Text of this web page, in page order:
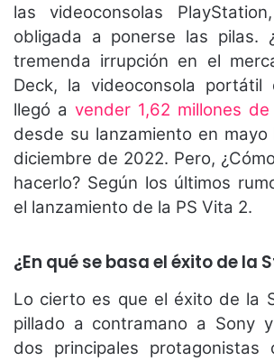
las videoconsolas
obligada a ponerse las pilas.
tremenda irrupción en el
Deck, la videoconsola portátil
llegó a vender 1,62 millones
desde su lanzamiento en
diciembre de 2022. Pero,
hacerlo? Según los últimos
el lanzamiento de la PS Vita 2.
¿En qué se basa el éxito de la
Lo cierto es que el éxito de la
pillado a contramano a Sony
dos principales protagonistas